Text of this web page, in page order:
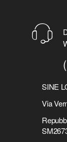
SINE
Via